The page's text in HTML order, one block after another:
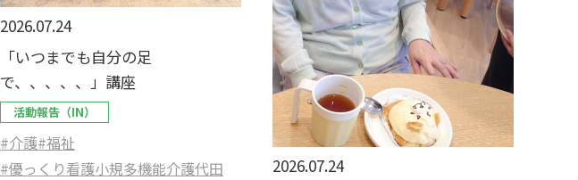
2026.07.24
「いつまでも自分の足
で、、、、、」講座
活動報告（IN）
#介護#福祉
#優っくり看護小規多機能介護代田
2026.07.24